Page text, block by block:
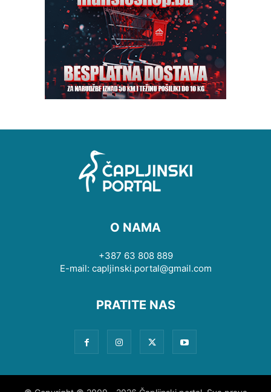
O NAMA
+387 63 808 889
E-mail: capljinski.portal@gmail.com
PRATITE NAS